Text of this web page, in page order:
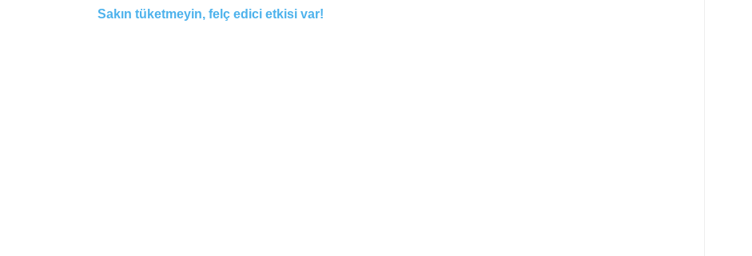
Sakın tüketmeyin, felç edici etkisi var!